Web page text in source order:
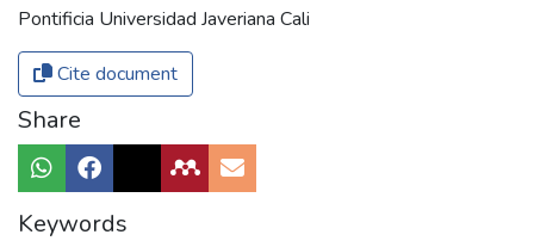
Pontificia Universidad Javeriana Cali
Cite document
Share
Keywords